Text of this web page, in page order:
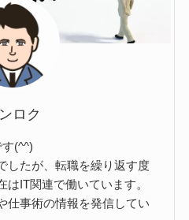
ロク
(^^)
したが、転職を繰り返す度
IT関連で働いています。
仕事術の情報を発信してい